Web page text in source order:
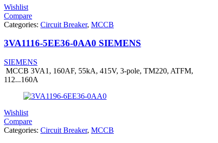
Wishlist
Compare
Categories: Circuit Breaker, MCCB
3VA1116-5EE36-0AA0 SIEMENS
SIEMENS
MCCB 3VA1, 160AF, 55kA, 415V, 3-pole, TM220, ATFM,
112...160A
Wishlist
Compare
Categories: Circuit Breaker, MCCB